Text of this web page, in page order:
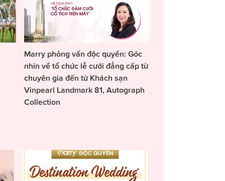
Marry phỏng vấn độc quyền: Góc
nhìn về tổ chức lễ cưới đẳng cấp từ
chuyên gia đến từ Khách sạn
Vinpearl Landmark 81, Autograph
Collection